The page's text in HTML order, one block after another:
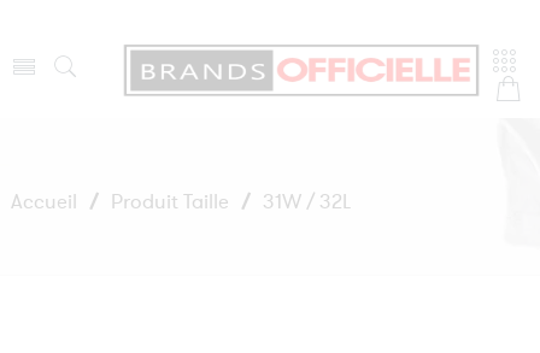
Accueil / Produit Taille / 31W / 32L